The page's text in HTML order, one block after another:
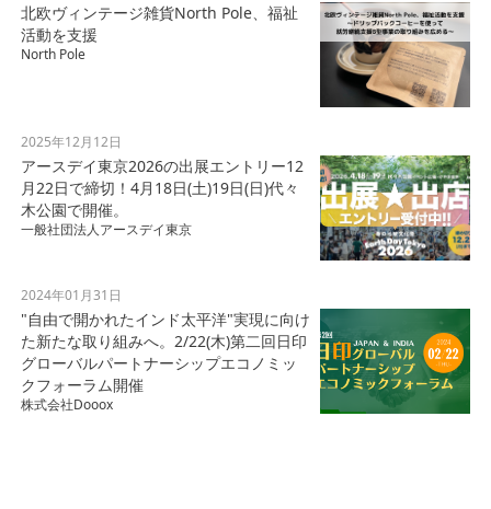
北欧ヴィンテージ雑貨North Pole、福祉
活動を支援
North Pole
2025年12月12日
アースデイ東京2026の出展エントリー12
月22日で締切！4月18日(土)19日(日)代々
木公園で開催。
一般社団法人アースデイ東京
2024年01月31日
"自由で開かれたインド太平洋"実現に向け
た新たな取り組みへ。2/22(木)第二回日印
グローバルパートナーシップエコノミッ
クフォーラム開催
株式会社Dooox